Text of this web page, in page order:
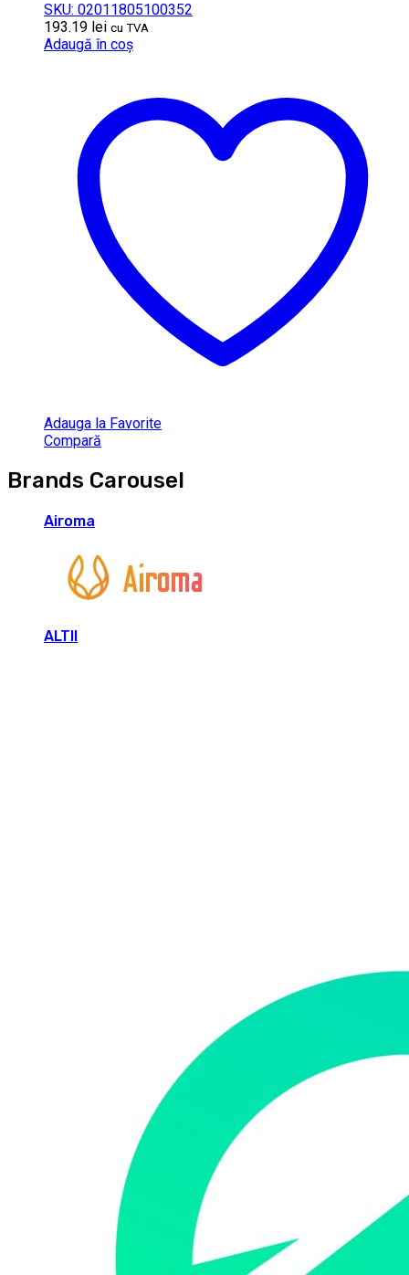
SKU: 02011805100352
193.19 lei cu TVA
Adaugă în coș
Adauga la Favorite
Compară
Brands Carousel
Airoma
ALTII